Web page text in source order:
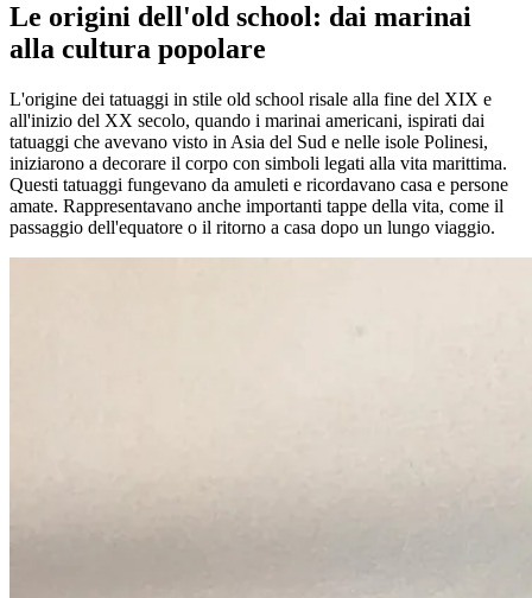
Le origini dell'old school: dai marinai
alla cultura popolare
L'origine dei tatuaggi in stile old school risale alla fine del XIX e
all'inizio del XX secolo, quando i marinai americani, ispirati dai
tatuaggi che avevano visto in Asia del Sud e nelle isole Polinesi,
iniziarono a decorare il corpo con simboli legati alla vita marittima.
Questi tatuaggi fungevano da amuleti e ricordavano casa e persone
amate. Rappresentavano anche importanti tappe della vita, come il
passaggio dell'equatore o il ritorno a casa dopo un lungo viaggio.